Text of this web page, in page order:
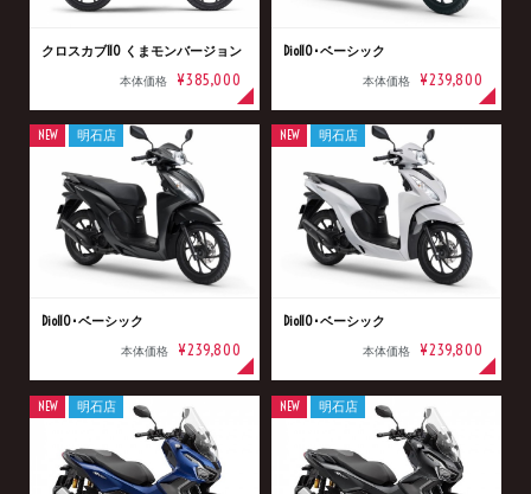
クロスカブ110 くまモンバージョン
本体価格 ¥385,000
Dio110･ベーシック
本体価格 ¥239,800
Dio110･ベーシック
本体価格 ¥239,800
NEW 明石店
Dio110･ベーシック
本体価格 ¥239,800
NEW 明石店
NEW 明石店 NEW 明石店